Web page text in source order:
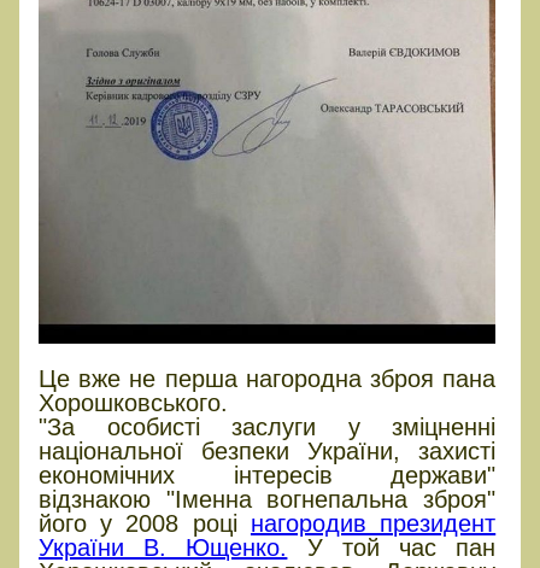
Це вже не перша нагородна зброя пана
Хорошковського.
"За особисті заслуги у зміцненні
національної безпеки України, захисті
економічних інтересів держави"
відзнакою "Іменна вогнепальна зброя"
його у 2008 році нагородив президент
України В. Ющенко.
У той час пан